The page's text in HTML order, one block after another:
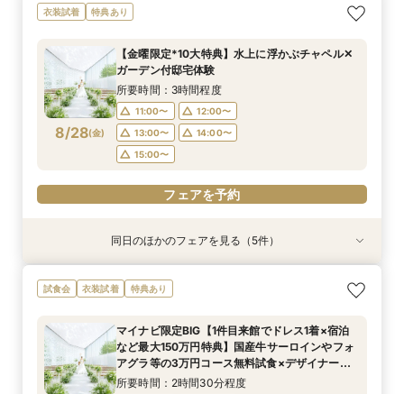
8/27(木)
【家族での挙式＆会食なら】67万円のお得すぎ
プラン紹介フェア
11:00〜
12:00〜
13:00〜
14:00〜
15:00〜
フェアを予約
8/27(木)
【ペットと一緒の結婚式】大切な家族と過ごす
ペット婚相談会
11:00〜
13:00〜
15:00〜
フェアを予約
8/27(木)
マイナビ限定BIG【大阪で人気*2会場同時見学
フェア】新作ドレス試着×130万特典
11:00〜
12:00〜
13:30〜
14:00〜
15:00〜
フェアを予約
8/27(木)
【短時間でもOK】ふたりの不安をプロが解消！
会場見学×見積相談
11:00〜
12:00〜
13:00〜
14:00〜
15:00〜
フェアを予約
衣装試着 特典あり
8/28(金)
【金曜限定*10大特典】水上に浮かぶチャペル✕
ガーデン付邸宅体験
所要時間：3時間程度
11:00〜
12:00〜
13:00〜
14:00〜
15:00〜
フェアを予約
衣装試着 特典あり
8/28(金)
【憧れドレス体験付き】ドレス試着体験＆衣裳1
着プレゼント
11:00〜
12:00〜
14:00〜
15:00〜
衣装試着 特典あり
8/28(金)
【家族での挙式＆会食なら】67万円のお得すぎ
プラン紹介フェア
11:00〜
12:00〜
13:00〜
14:00〜
15:00〜
特典あり
8/28(金)
【ペットと一緒の結婚式】大切な家族と過ごす
ペット婚相談会
11:00〜
13:00〜
15:00〜
衣装試着 特典あり
8/28(金)
マイナビ限定BIG【大阪で人気*2会場同時見学
フェア】新作ドレス試着×130万特典
11:00〜
12:00〜
13:30〜
14:00〜
15:00〜
8/28(金)
【短時間でもOK】ふたりの不安をプロが解消！
会場見学×見積相談
11:00〜
12:00〜
13:00〜
14:00〜
15:00〜
同日のほかのフェアを見る（5件）
試食会 衣装試着 特典あり
マイナビ限定BIG【1件目来館でドレス1着×宿泊
など最大150万円特典】国産牛サーロインやフォ
アグラ等の3万円コース無料試食×デザイナーズ
チャペルで挙式体験&2つの貸切邸宅見学フェア
所要時間：2時間30分程度